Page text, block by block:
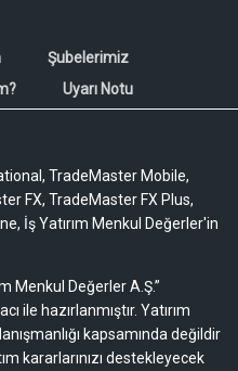
Şubelerimiz
Uyarı Notu
TradeMaster Mobile,
FX, TradeMaster FX Plus,
İş Yatırım Menkul Değerler'in
Menkul Değerler A.Ş.”
ile hazırlanmıştır. Yatırım
kapsamında değildir
kararlarınızı destekleyecek